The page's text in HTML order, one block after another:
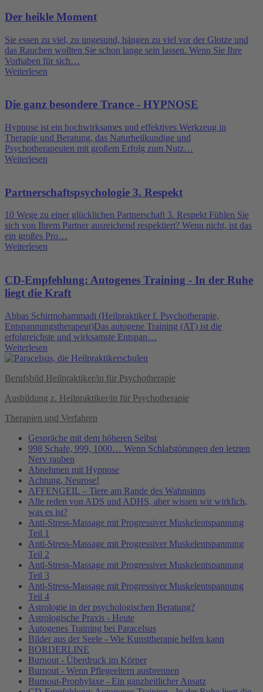
Der heikle Moment
Sie essen zu viel, zu ungesund, hängen zu viel vor der Glotze und
das Rauchen wollten Sie schon lange sein lassen. Wenn Sie Ihre
Vorhaben für sich…
Weiterlesen
Die ganz besondere Trance - HYPNOSE
Hypnose ist ein hochwirksames und effektives Werkzeug in
Therapie und Beratung, das Naturheilkundige und
Psychotherapeuten mit großem Erfolg zum Nutz…
Weiterlesen
Partnerschaftspsychologie 3. Respekt
10 Wege zu einer glücklichen Partnerschaft 3. Respekt Fühlen Sie
sich von Ihrem Partner ausreichend respektiert? Wenn nicht, ist das
ein großes Pro…
Weiterlesen
CD-Empfehlung: Autogenes Training - In der Ruhe
liegt die Kraft
Abbas Schirmohammadi (Heilpraktiker f. Psychotherapie,
Entspannungstherapeut)Das autogene Training (AT) ist die
erfolgreichste und wirksamste Entspan…
Weiterlesen
Berufsbild Heilpraktiker/in für Psychotherapie
Ausbildung z. Heilpraktiker/in für Psychotherapie
Therapien und Verfahren
Gespräche mit dem höheren Selbst
998 Schafe, 999, 1000… Wenn Schlafstörungen den letzten
Nerv rauben
Abnehmen mit Hypnose
Achtung, Neurose!
AFFENGEIL – Tiere am Rande des Wahnsinns
Alle reden von ADS und ADHS, aber wissen wir wirklich,
was es ist?
Anti-Stress-Massage mit Progressiver Muskelentspannung
Teil 1
Anti-Stress-Massage mit Progressiver Muskelentspannung
Teil 2
Anti-Stress-Massage mit Progressiver Muskelentspannung
Teil 3
Anti-Stress-Massage mit Progressiver Muskelentspannung
Teil 4
Astrologie in der psychologischen Beratung?
Astrologische Praxis - Heute
Autogenes Training bei Paracelsus
Bilder aus der Seele - Wie Kunsttherapie helfen kann
BORDERLINE
Burnout - Überdruck im Körper
Burnout - Wenn Pflegeeltern ausbrennen
Burnout-Prophylaxe - Ein ganzheitlicher Ansatz